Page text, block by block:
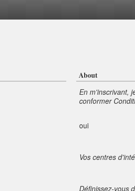
About
En m'inscrivant,
conformer
oui
Vos centres
Définissez-vous